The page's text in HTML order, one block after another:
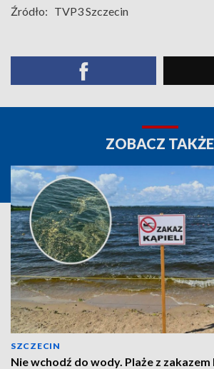
Źródło: TVP3 Szczecin
ZOBACZ TAKŻE
SZCZECIN
Nie wchodź do wody. Plaże z zakazem